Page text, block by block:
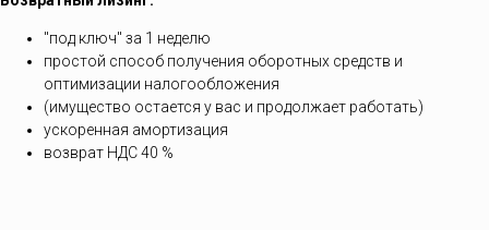
"под ключ" за 1 неделю
простой способ получения оборотных средств и
оптимизации налогообложения
(имущество остается у вас и продолжает работать)
ускоренная амортизация
возврат НДС 40 %